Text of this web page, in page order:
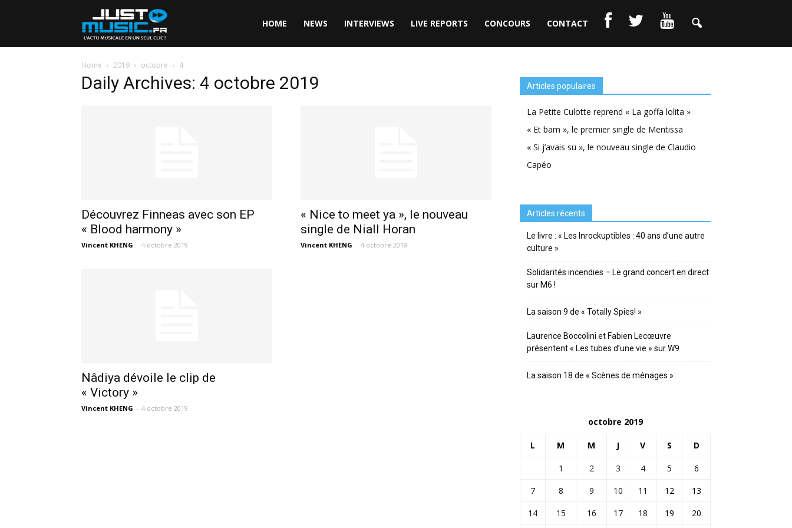
HOME NEWS INTERVIEWS LIVE REPORTS CONCOURS CONTACT
Home 2019 octobre 4
Daily Archives: 4 octobre 2019
Découvrez Finneas avec son EP
« Blood harmony »
Vincent KHENG - 4 octobre 2019
« Nice to meet ya », le nouveau
single de Niall Horan
Vincent KHENG - 4 octobre 2019
Nâdiya dévoile le clip de
« Victory »
Vincent KHENG - 4 octobre 2019
Articles populaires
La Petite Culotte reprend « La goffa lolita »
« Et bam », le premier single de Mentissa
« Si j’avais su », le nouveau single de Claudio
Capéo
Articles récents
Le livre : « Les Inrockuptibles : 40 ans d’une autre
culture »
Solidarités incendies – Le grand concert en direct
sur M6 !
La saison 9 de « Totally Spies! »
Laurence Boccolini et Fabien Lecœuvre
présentent « Les tubes d’une vie » sur W9
La saison 18 de « Scènes de ménages »
octobre 2019
L M M J V S D
1 2 3 4 5
6
7
8 9 10 11 12
13
14
15 16 17 18 19 20